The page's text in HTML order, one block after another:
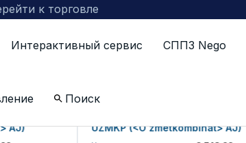
к торговле
Интерактивный сервис СППЗ Nego
Поиск
UZMKP (<O'zmetkombinat> AJ)